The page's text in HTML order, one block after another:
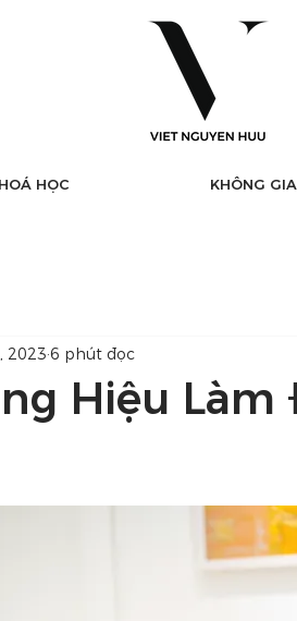
HỌC KHÔNG
Hiệu
2023 6 phút đọc